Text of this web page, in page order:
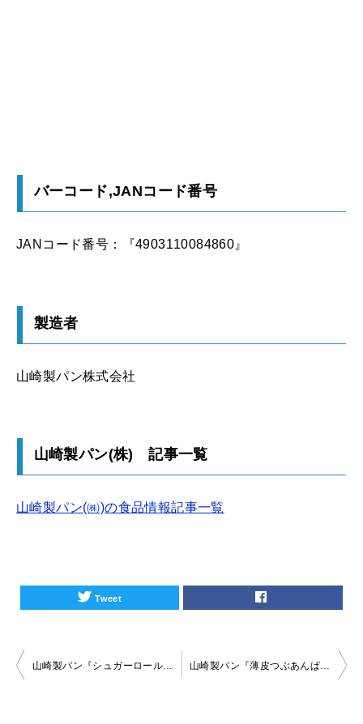
バーコード,JANコード番号
JANコード番号：『4903110084860』
製造者
山崎製パン株式会社
山崎製パン(株) 記事一覧
山崎製パン(㈱)の食品情報記事一覧
Tweet
投
山崎製パン『シュガーロール』の原材料カロリー等食品情報 山崎製パン『薄皮つぶあんぱん』の原材料カロリー等食品情報